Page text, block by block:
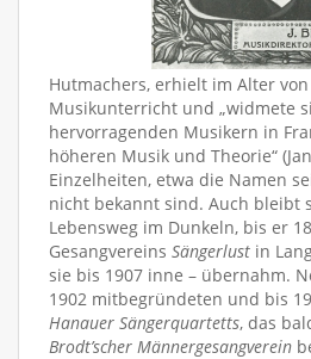
Hutmachers, erhielt im Alter
Musikunterricht und „widmete
hervorragenden Musikern in
höheren Musik und Theorie“
Einzelheiten, etwa die Namen
nicht bekannt sind. Auch bleibt
Lebensweg im Dunkeln, bis er
Gesangvereins Sängerlust in
sie bis 1907 inne – übernahm.
1902 mitbegründeten und bis
Hanauer Sängerquartetts, das
Brodt’scher Männergesangverein